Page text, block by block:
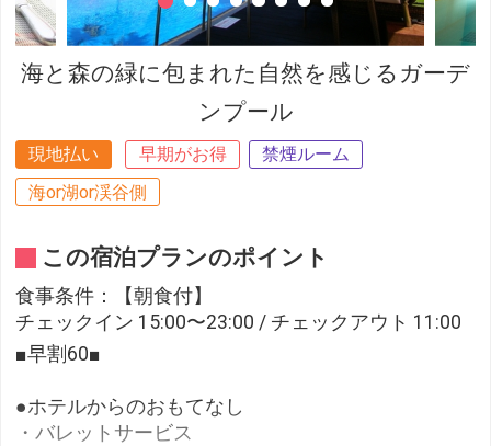
海と森の緑に包まれた自然を感じるガーデ
ンプール
現地払い 早期がお得
禁煙ルーム
海or湖or渓谷側
この宿泊プランのポイント
食事条件：【朝食付】
チェックイン 15:00〜23:00 / チェックアウト 11:00
■早割60■
●ホテルからのおもてなし
・バレットサービス